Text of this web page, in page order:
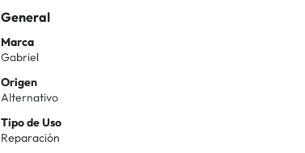
General
Marca
Gabriel
Origen
Alternativo
Tipo de Uso
Reparación